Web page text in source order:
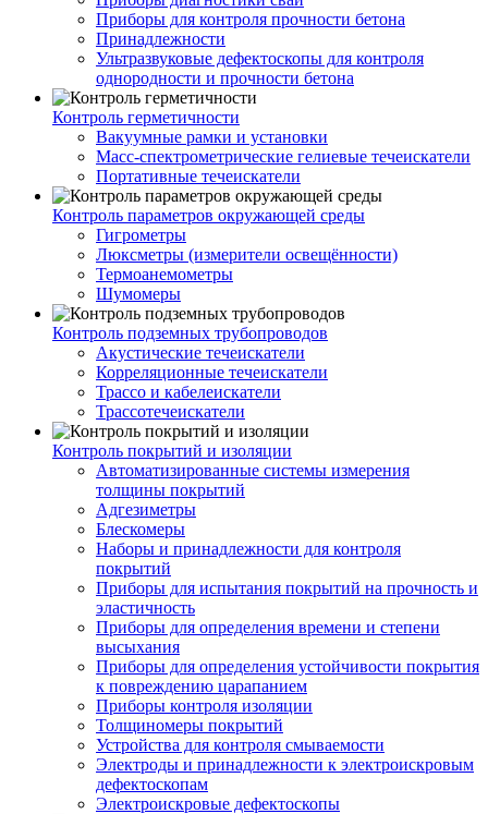
Приборы для контроля прочности бетона
Принадлежности
Ультразвуковые дефектоскопы для контроля
однородности и прочности бетона
Контроль герметичности
Вакуумные рамки и установки
Масс-спектрометрические гелиевые течеискатели
Портативные течеискатели
Контроль параметров окружающей среды
Гигрометры
Люксметры (измерители освещённости)
Термоанемометры
Шумомеры
Контроль подземных трубопроводов
Акустические течеискатели
Корреляционные течеискатели
Трассо и кабелеискатели
Трассотечеискатели
Контроль покрытий и изоляции
Автоматизированные системы измерения
толщины покрытий
Адгезиметры
Блескомеры
Наборы и принадлежности для контроля
покрытий
Приборы для испытания покрытий на прочность и
эластичность
Приборы для определения времени и степени
высыхания
Приборы для определения устойчивости покрытия
к повреждению царапанием
Приборы контроля изоляции
Толщиномеры покрытий
Устройства для контроля смываемости
Электроды и принадлежности к электроискровым
дефектоскопам
Электроискровые дефектоскопы